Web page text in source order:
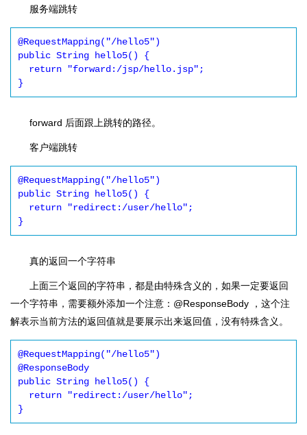
服务端跳转
@RequestMapping("/hello5")
public String hello5() {
}
forward 后面跟上跳转的路径。
客户端跳转
@RequestMapping("/hello5")
public String hello5() {
}
真的返回一个字符串
上面三个返回的字符串，都是由特殊含义的，如果一定要返回
一个字符串，需要额外添加一个注意：@ResponseBody ，这个注
解表示当前方法的返回值就是要展示出来返回值，没有特殊含义。
@RequestMapping("/hello5")
@ResponseBody
public String hello5() {
}